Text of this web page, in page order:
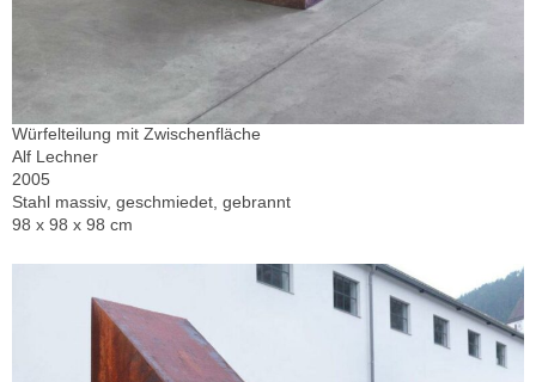
Würfelteilung mit Zwischenfläche
Alf Lechner
2005
Stahl massiv, geschmiedet, gebrannt
98 x 98 x 98 cm